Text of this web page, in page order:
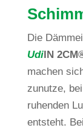
Die
UdiIN
machen
zunutze,
ruhenden
ent­steht.